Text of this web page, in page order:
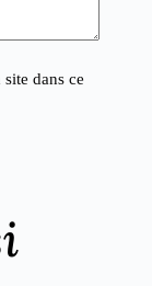
dans ce